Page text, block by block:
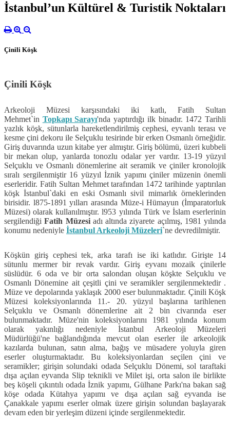
İstanbul’un Kültürel & Turistik Noktaları
Çinili Köşk
Çinili Köşk
Arkeoloji Müzesi karşısındaki iki katlı, Fatih Sultan
Mehmet`in Topkapı Sarayı'nda yaptırdığı ilk binadır. 1472 Tarihli
yazlık köşk, sütunlarla hareketlendirilmiş cephesi, eyvanlı terası ve
kesme çini dekoru ile Selçuklu tesirinde bir erken Osmanlı örneğidir.
Giriş duvarında uzun kitabe yer almıştır. Giriş bölümü, üzeri kubbeli
bir mekan olup, yanlarda tonozlu odalar yer vardır. 13-19 yüzyıl
Selçuklu ve Osmanlı dönemlerine ait seramik ve çiniler kronolojik
sıralı sergilenmiştir 16 yüzyıl İznik yapımı çiniler müzenin önemli
eserleridir. Fatih Sultan Mehmet tarafından 1472 tarihinde yaptırılan
köşk İstanbul`daki en eski Osmanlı sivil mimarlık örneklerinden
birisidir. l875-1891 yılları arasında Müze-i Hümayun (İmparatorluk
Müzesi) olarak kullanılmıştır. l953 yılında Türk ve İslam eserlerinin
sergilendiği Fatih Müzesi adı altında ziyarete açılmış, 1981 yılında
konumu nedeniyle İstanbul Arkeoloji Müzeleri`ne devredilmiştir.
Köşkün giriş cephesi tek, arka tarafı ise iki katlıdır. Girişte 14
sütunlu mermer bir revak vardır. Giriş eyvanı mozaik çinilerle
süslüdür. 6 oda ve bir orta salondan oluşan köşkte Selçuklu ve
Osmanlı Dönemine ait çeşitli çini ve seramikler sergilenmektedir .
Müze ve depolarında yaklaşık 2000 eser bulunmaktadır. Çinili Köşk
Müzesi koleksiyonlarında 11.- 20. yüzyıl başlarına tarihlenen
Selçuklu ve Osmanlı dönemlerine ait 2 bin civarında eser
bulunmaktadır. Müze'nin koleksiyonlarını 1981 yılında konum
olarak yakınlığı nedeniyle İstanbul Arkeoloji Müzeleri
Müdürlüğü'ne bağlandığında mevcut olan eserler ile arkeolojik
kazılarda bulunan, satın alma, bağış ve müsadere yoluyla giren
eserler oluşturmaktadır. Bu koleksiyonlardan seçilen çini ve
seramikler; girişin solundaki odada Selçuklu Dönemi, sol taraftaki
dışa açılan eyvanda Slip teknikli ve Milet işi, orta salon ile birlikte
beş köşeli çıkıntılı odada İznik yapımı, Gülhane Parkı'na bakan sağ
köşe odada Kütahya yapımı ve dışa açılan sağ eyvanda ise
Çanakkale yapımı eserler olmak üzere girişin solundan başlayarak
devam eden bir yerleşim düzeni içinde sergilenmektedir.